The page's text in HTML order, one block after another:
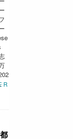
R